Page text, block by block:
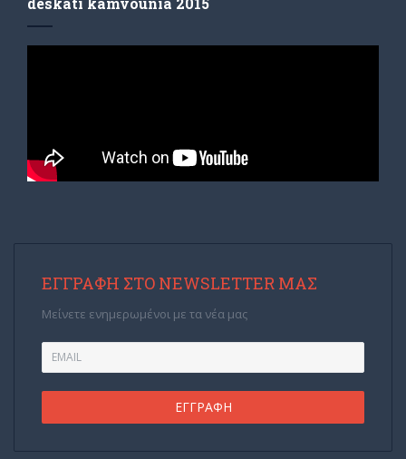
ΕΓΓΡΑΦΉ ΣΤΟ NEWSLETTER ΜΑΣ
Μείνετε ενημερωμένοι με τα νέα μας